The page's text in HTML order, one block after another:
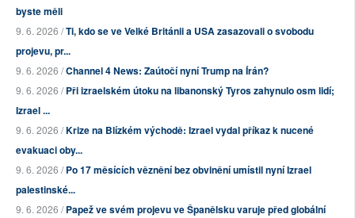
byste měli
9. 6. 2026 /Ti, kdo se ve Velké Británii a USA zasazovali o svobodu
projevu, pr...
9. 6. 2026 /Channel 4 News: Zaútočí nyní Trump na Írán?
9. 6. 2026 /Při izraelském útoku na libanonský Tyros zahynulo osm lidí;
Izrael ...
9. 6. 2026 /Krize na Blízkém východě: Izrael vydal příkaz k nucené
evakuaci oby...
9. 6. 2026 /Po 17 měsících věznění bez obvinění umístil nyní Izrael
palestinské...
9. 6. 2026 /Papež ve svém projevu ve Španělsku varuje před globální